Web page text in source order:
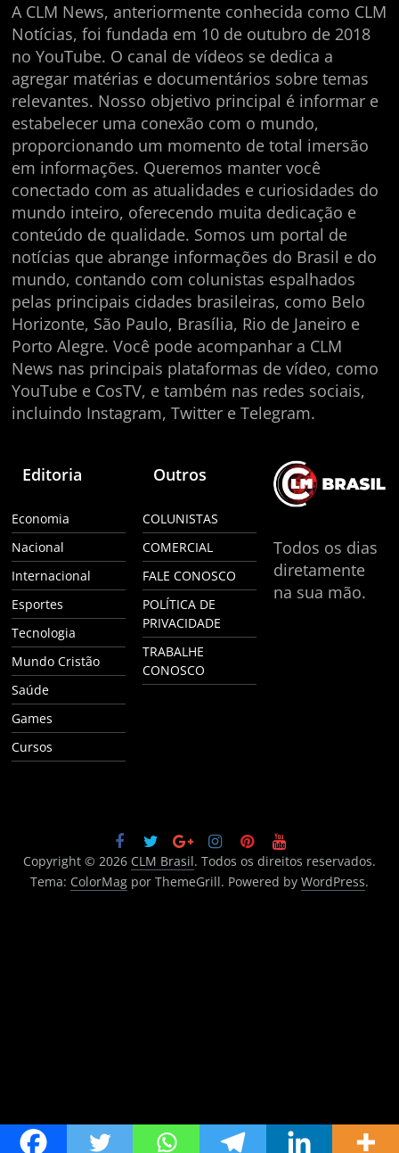
A CLM News, anteriormente conhecida como CLM
Notícias, foi fundada em 10 de outubro de 2018
no YouTube. O canal de vídeos se dedica a
agregar matérias e documentários sobre temas
relevantes. Nosso objetivo principal é informar e
estabelecer uma conexão com o mundo,
proporcionando um momento de total imersão
em informações. Queremos manter você
conectado com as atualidades e curiosidades do
mundo inteiro, oferecendo muita dedicação e
conteúdo de qualidade. Somos um portal de
notícias que abrange informações do Brasil e do
mundo, contando com colunistas espalhados
pelas principais cidades brasileiras, como Belo
Horizonte, São Paulo, Brasília, Rio de Janeiro e
Porto Alegre. Você pode acompanhar a CLM
News nas principais plataformas de vídeo, como
YouTube e CosTV, e também nas redes sociais,
incluindo Instagram, Twitter e Telegram.
Editoria
Economia
Nacional
Internacional
Esportes
Tecnologia
Mundo Cristão
Saúde
Games
Cursos
Outros
COLUNISTAS
COMERCIAL
FALE CONOSCO
POLÍTICA DE
PRIVACIDADE
TRABALHE
CONOSCO
Todos os dias
diretamente
na sua mão.
Copyright © 2026 CLM Brasil. Todos os direitos reservados.
Tema: ColorMagpor ThemeGrill. Powered by WordPress.